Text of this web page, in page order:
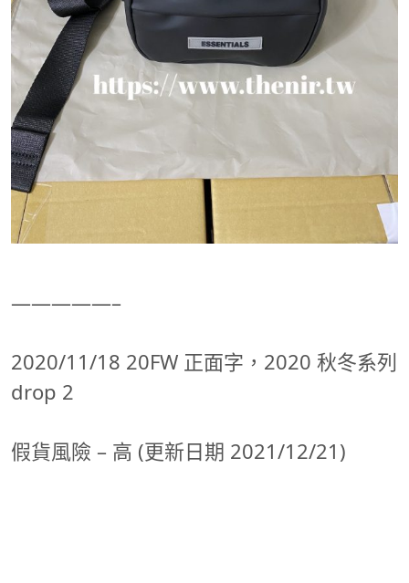
—————–
2020/11/18 20FW 正面字，2020 秋冬系列
drop 2
假貨風險 – 高 (更新日期 2021/12/21)